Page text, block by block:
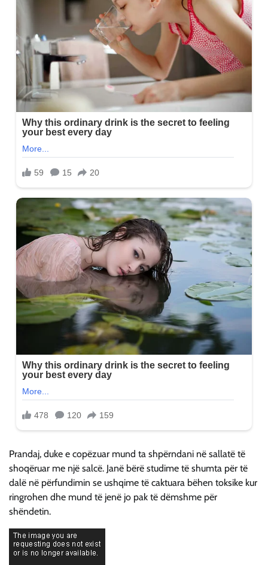
Prandaj, duke e copëzuar mund ta shpërndani në sallatë të
shoqëruar me një salcë. Janë bërë studime të shumta për të
dalë në përfundimin se ushqime të caktuara bëhen toksike kur
ringrohen dhe mund të jenë jo pak të dëmshme për
shëndetin.